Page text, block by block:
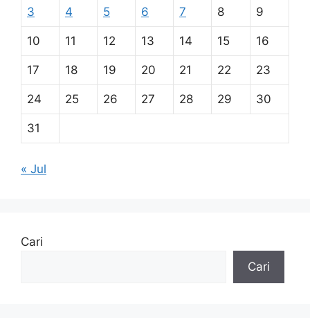
3 4 5 6 7 8 9
10 11 12 13 14 15 16
17 18 19 20 21 22 23
24 25 26 27 28 29 30
31
« Jul
Cari
Cari